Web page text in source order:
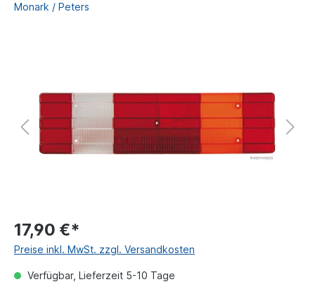
Monark / Peters
17,90 €*
Preise inkl. MwSt. zzgl. Versandkosten
Verfügbar, Lieferzeit 5-10 Tage